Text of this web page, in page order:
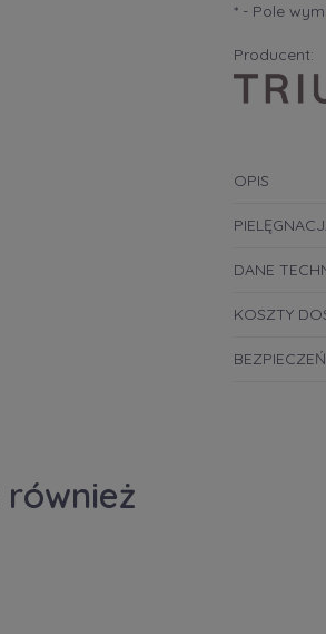
Cena nie zawiera
* - Pole
Producent:
OPIS
DANE
KOSZTY